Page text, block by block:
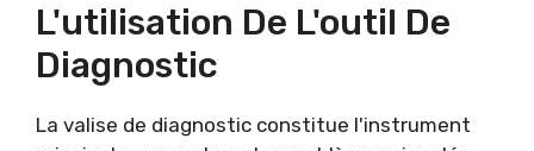
L'utilisation De L'outil De
Diagnostic
La valise de diagnostic constitue l'instrument